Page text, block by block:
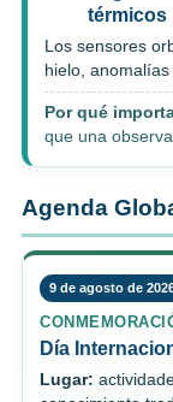
térmicos
Los sensores
hielo,
Por qué
que una
Agenda
9 de agosto de
Día
Lugar: